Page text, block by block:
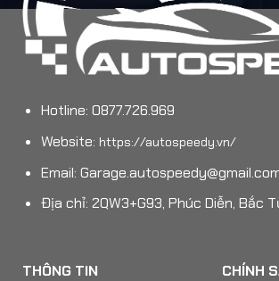
Hotline: 0877.726.969
Website: https://autospeedy.vn/
Email:
Địa chỉ: 2QW3+G93, Phúc Diễn, Bắc
THÔNG TIN CHÍNH